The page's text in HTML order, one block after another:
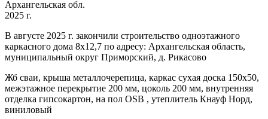
Архангельская обл.
2025 г.
В августе 2025 г. закончили строительство одноэтажного
каркасного дома 8х12,7 по адресу: Архангельская область,
муниципальный округ Приморский, д. Рикасово
Жб сваи, крыша металлочерепица, каркас сухая доска 150х50,
межэтажное перекрытие 200 мм, цоколь 200 мм, внутренняя
отделка гипсокартон, на пол OSB , утеплитель Кнауф Норд,
виниловый